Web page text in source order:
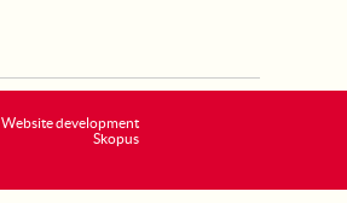
Website development
Skopus